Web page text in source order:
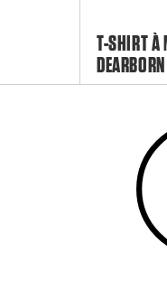
T-SHIRT À
DEARBORN